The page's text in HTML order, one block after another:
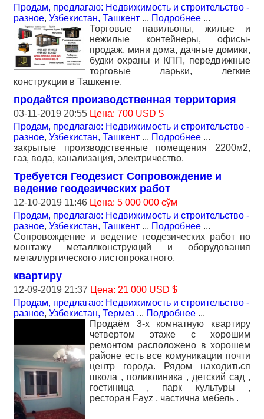
Продам, предлагаю: Недвижимость и строительство -
разное, Узбекистан, Ташкент ... Подробнее ...
Торговые павильоны, жилые и
нежилые контейнеры, офисы-
продаж, мини дома, дачные домики,
будки охраны и КПП, передвижные
торговые ларьки, легкие
конструкции в Ташкенте.
продаётся производственная территория
03-11-2019 20:55 Цена: 700 USD $
Продам, предлагаю: Недвижимость и строительство -
разное, Узбекистан, Ташкент ... Подробнее ...
закрытые производственные помещения 2200м2,
газ, вода, канализация, электричество.
Требуется Геодезист Сопровождение и
ведение геодезических работ
12-10-2019 11:46 Цена: 5 000 000 сўм
Продам, предлагаю: Недвижимость и строительство -
разное, Узбекистан, Ташкент ... Подробнее ...
Сопровождение и ведение геодезических работ по
монтажу металлконструкций и оборудования
металлургического листопрокатного.
квартиру
12-09-2019 21:37 Цена: 21 000 USD $
Продам, предлагаю: Недвижимость и строительство -
разное, Узбекистан, Термез ... Подробнее ...
Продаём 3-x комнатную квартиру
четвертом этаже с хорошим
ремонтом расположено в хорошем
районе есть все комуникации почти
центр города. Рядом находиться
школа , поликлиника , детский сад ,
гостиница , парк культуры ,
ресторан Fayz , частична мебель .